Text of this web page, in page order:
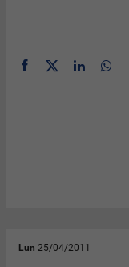
Lun 25/04/2011